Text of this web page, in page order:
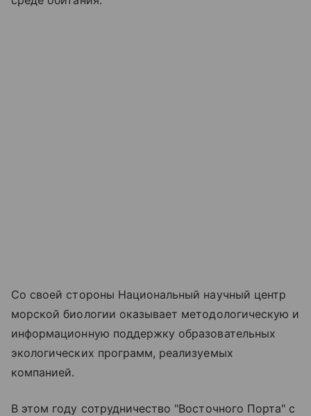
Со своей стороны Национальный научный центр
морской биологии оказывает методологическую и
информационную поддержку образовательных
экологических программ, реализуемых
компанией.
В этом году сотрудничество "Восточного Порта" с